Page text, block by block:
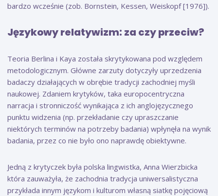
bardzo wcześnie (zob. Bornstein, Kessen, Weiskopf [1976]).
Językowy relatywizm: za czy przeciw?
Teoria Berlina i Kaya została skrytykowana pod względem
metodologicznym. Główne zarzuty dotyczyły uprzedzenia
badaczy działających w obrębie tradycji zachodniej myśli
naukowej. Zdaniem krytyków, taka europocentryczna
narracja i stronniczość wynikająca z ich anglojęzycznego
punktu widzenia (np. przekładanie czy upraszczanie
niektórych terminów na potrzeby badania) wpłynęła na wynik
badania, przez co nie było ono naprawdę obiektywne.
Jedną z krytyczek była polska lingwistka, Anna Wierzbicka
która zauważyła, że zachodnia tradycja uniwersalistyczna
przykłada innym językom i kulturom własną siatkę pojęciową